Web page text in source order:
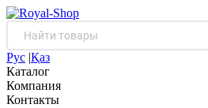
Рус |Қаз
Каталог
Компания
Контакты